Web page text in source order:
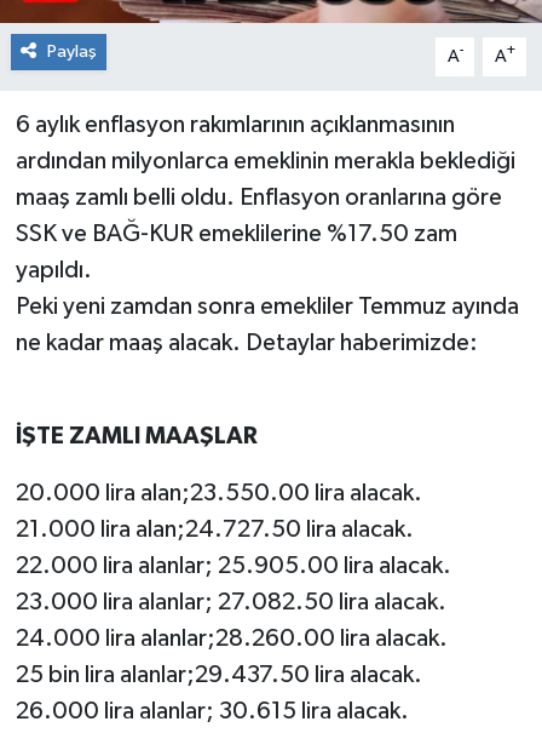
Paylaş A- A+
6 aylık enflasyon rakımlarının açıklanmasının
ardından milyonlarca emeklinin merakla beklediği
maaş zamlı belli oldu. Enflasyon oranlarına göre
SSK ve BAĞ-KUR emeklilerine %17.50 zam
yapıldı.
Peki yeni zamdan sonra emekliler Temmuz ayında
ne kadar maaş alacak. Detaylar haberimizde:
İŞTE ZAMLI MAAŞLAR
20.000 lira alan;23.550.00 lira alacak.
21.000 lira alan;24.727.50 lira alacak.
22.000 lira alanlar; 25.905.00 lira alacak.
23.000 lira alanlar; 27.082.50 lira alacak.
24.000 lira alanlar;28.260.00 lira alacak.
25 bin lira alanlar;29.437.50 lira alacak.
26.000 lira alanlar; 30.615 lira alacak.